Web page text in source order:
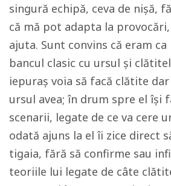
singură echipă, ceva de nișă,
că mă pot adapta la
ajuta. Sunt convins că eram
bancul clasic cu ursul și
iepuraș voia să facă clătite
ursul avea; în drum spre el își
scenarii, legate de ce va cere
odată ajuns la el îi zice direct
tigaia, fără să confirme sau
teoriile lui legate de câte